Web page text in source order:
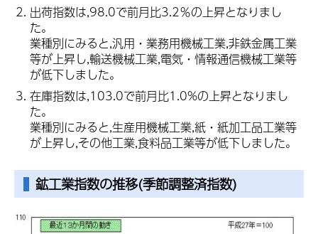
出荷指数は,98.0で前月比3.2％の上昇となりまし
た。
業種別にみると,汎用・業務用機械工業,非鉄金属工業
等が上昇し,輸送機械工業,電気・情報通信機械工業等
が低下しました。
在庫指数は,103.0で前月比1.0%の上昇となりまし
た。
業種別にみると,生産用機械工業,紙・紙加工品工業等
が上昇し,その他工業,食料品工業等が低下しました。
鉱工業指数の推移(季節調整済指数)